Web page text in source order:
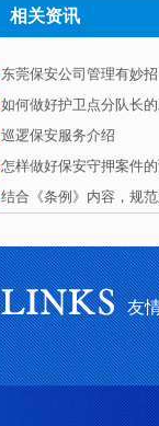
相关资讯
东莞保安公司管理有妙招
如何做好护卫点分队长
巡逻保安服务介绍
怎样做好保安守押案件
结合《条例》内容，规
友